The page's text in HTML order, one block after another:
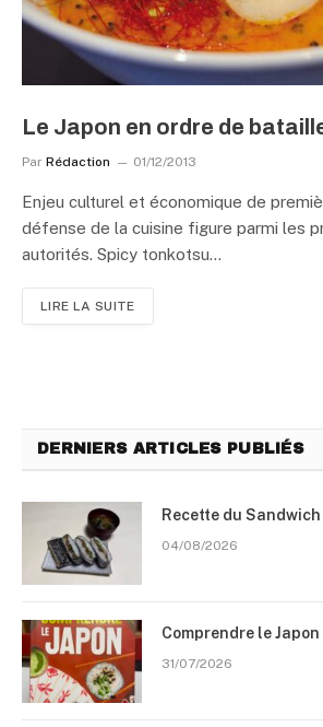
Le Japon en ordre de
Par Rédaction 01/12/2013
Enjeu culturel et économique de
défense de la cuisine figure parmi les
autorités. Spicy tonkotsu…
LIRE LA SUITE
DERNIERS ARTICLES PUBLIÉS
Recette du
04/08/2026
Comprendre le Japon
31/07/2026